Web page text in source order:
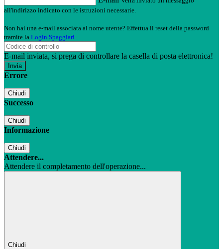
all'indirizzo indicato con le istruzioni necessarie.
Non hai una e-mail associata al nome utente? Effettua il reset della password
tramite la Login Spaggiari
E-mail inviata, si prega di controllare la casella di posta elettronica!
Errore
Chiudi
Successo
Chiudi
Informazione
Chiudi
Attendere...
Attendere il completamento dell'operazione...
Chiudi